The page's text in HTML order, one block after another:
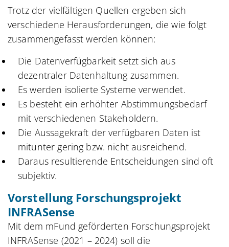
Trotz der vielfältigen Quellen ergeben sich
verschiedene Herausforderungen, die wie folgt
zusammengefasst werden können:
Die Datenverfügbarkeit setzt sich aus
dezentraler Datenhaltung zusammen.
Es werden isolierte Systeme verwendet.
Es besteht ein erhöhter Abstimmungsbedarf
mit verschiedenen Stakeholdern.
Die Aussagekraft der verfügbaren Daten ist
mitunter gering bzw. nicht ausreichend.
Daraus resultierende Entscheidungen sind oft
subjektiv.
Vorstellung Forschungsprojekt
INFRASense
Mit dem mFund geförderten Forschungsprojekt
INFRASense (2021 – 2024) soll die